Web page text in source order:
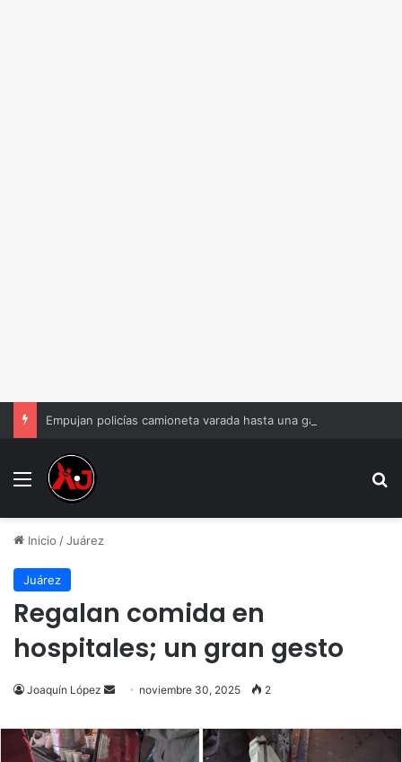
Menu
Inicio /Juárez
Juárez
Regalan comida en
hospitales; un gran gesto
Joaquín López
Send
email
noviembre 30, 2025 2